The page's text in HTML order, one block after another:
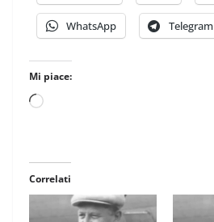
WhatsApp Telegram
Mi piace:
Caricamento
Correlati